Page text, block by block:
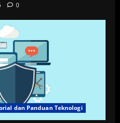
0
dan Panduan Teknologi